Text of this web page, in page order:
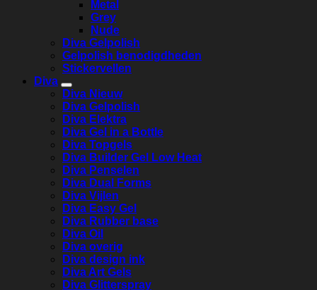
Metal
Grey
Nude
Diva Gelpolish
Gelpolish benodigdheden
Stickervellen
Diva
Diva Nieuw
Diva Gelpolish
Diva Elektra
Diva Gel in a Bottle
Diva Topgels
Diva Builder Gel Low Heat
Diva Penselen
Diva Dual Forms
Diva Vijlen
Diva Easy Gel
Diva Rubber base
Diva Oil
Diva overig
Diva design ink
Diva Art Gels
Diva Glitterspray